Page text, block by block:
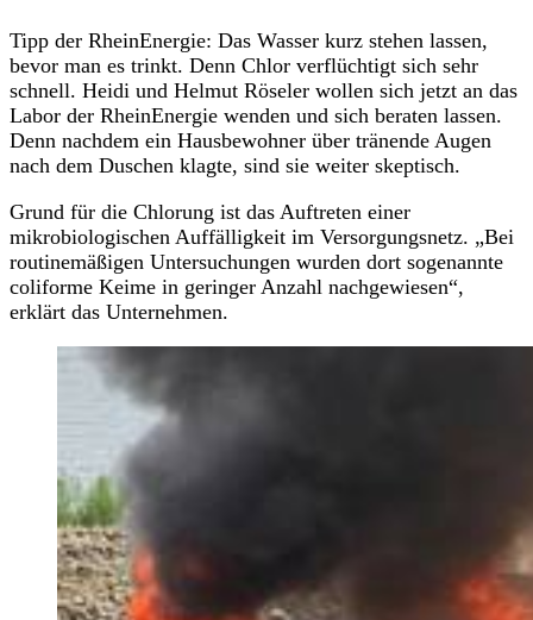
Tipp der RheinEnergie: Das Wasser kurz stehen lassen,
bevor man es trinkt. Denn Chlor verflüchtigt sich sehr
schnell. Heidi und Helmut Röseler wollen sich jetzt an das
Labor der RheinEnergie wenden und sich beraten lassen.
Denn nachdem ein Hausbewohner über tränende Augen
nach dem Duschen klagte, sind sie weiter skeptisch.
Grund für die Chlorung ist das Auftreten einer
mikrobiologischen Auffälligkeit im Versorgungsnetz. „Bei
routinemäßigen Untersuchungen wurden dort sogenannte
coliforme Keime in geringer Anzahl nachgewiesen“,
erklärt das Unternehmen.